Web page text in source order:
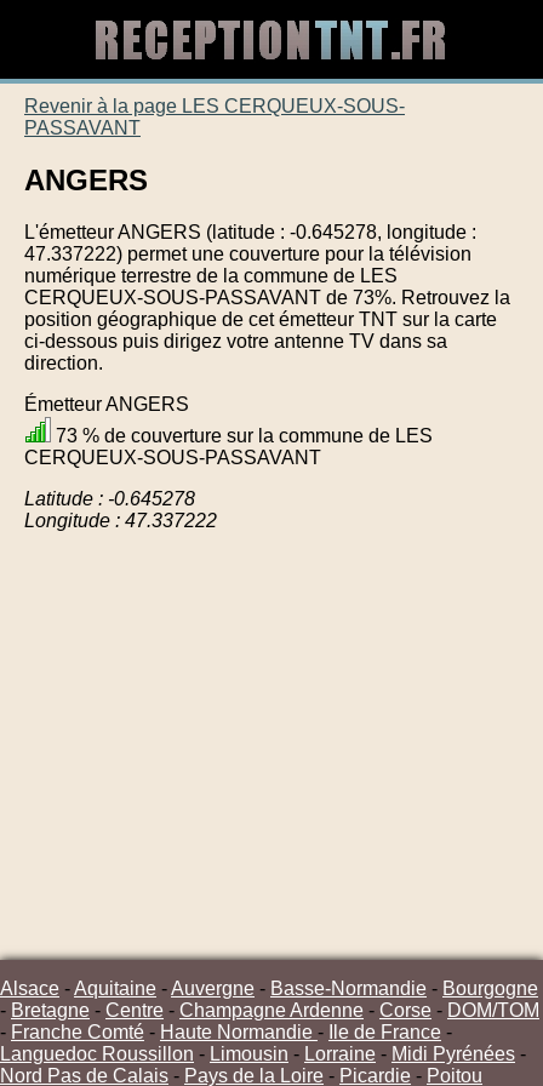
Revenir à la page LES CERQUEUX-SOUS-
PASSAVANT
ANGERS
L'émetteur ANGERS (latitude : -0.645278, longitude :
47.337222) permet une couverture pour la télévision
numérique terrestre de la commune de LES
CERQUEUX-SOUS-PASSAVANT de 73%. Retrouvez la
position géographique de cet émetteur TNT sur la carte
ci-dessous puis dirigez votre antenne TV dans sa
direction.
Émetteur ANGERS
73 % de couverture sur la commune de LES
CERQUEUX-SOUS-PASSAVANT
Latitude : -0.645278
Longitude : 47.337222
Alsace -Aquitaine -Auvergne - Basse-Normandie - Bourgogne
- Bretagne - Centre - Champagne Ardenne - Corse - DOM/TOM
- Franche Comté - Haute Normandie - Ile de France -
Languedoc Roussillon - Limousin - Lorraine - Midi Pyrénées -
Nord Pas de Calais - Pays de la Loire - Picardie - Poitou